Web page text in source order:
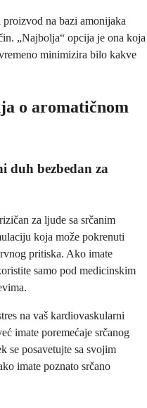
na bazi amonijaka
„Najbolja“ opcija je ona koja
minimizira bilo kakve
o aromatičnom
duh bezbedan za
za ljude sa srčanim
koja može pokrenuti
pritiska. Ako imate
samo pod medicinskim
na vaš kardiovaskularni
imate poremećaje srčanog
se posavetujte sa svojim
imate poznato srčano